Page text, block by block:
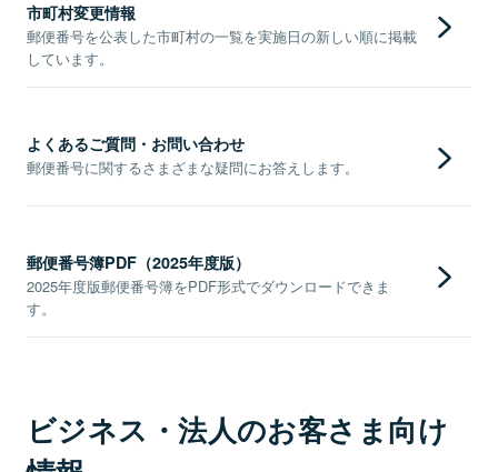
市町村変更情報
郵便番号を公表した市町村の一覧を実施日の新しい順に掲載
しています。
よくあるご質問・お問い合わせ
郵便番号に関するさまざまな疑問にお答えします。
郵便番号簿PDF（2025年度版）
2025年度版郵便番号簿をPDF形式でダウンロードできま
す。
ビジネス・法人のお客さま向け